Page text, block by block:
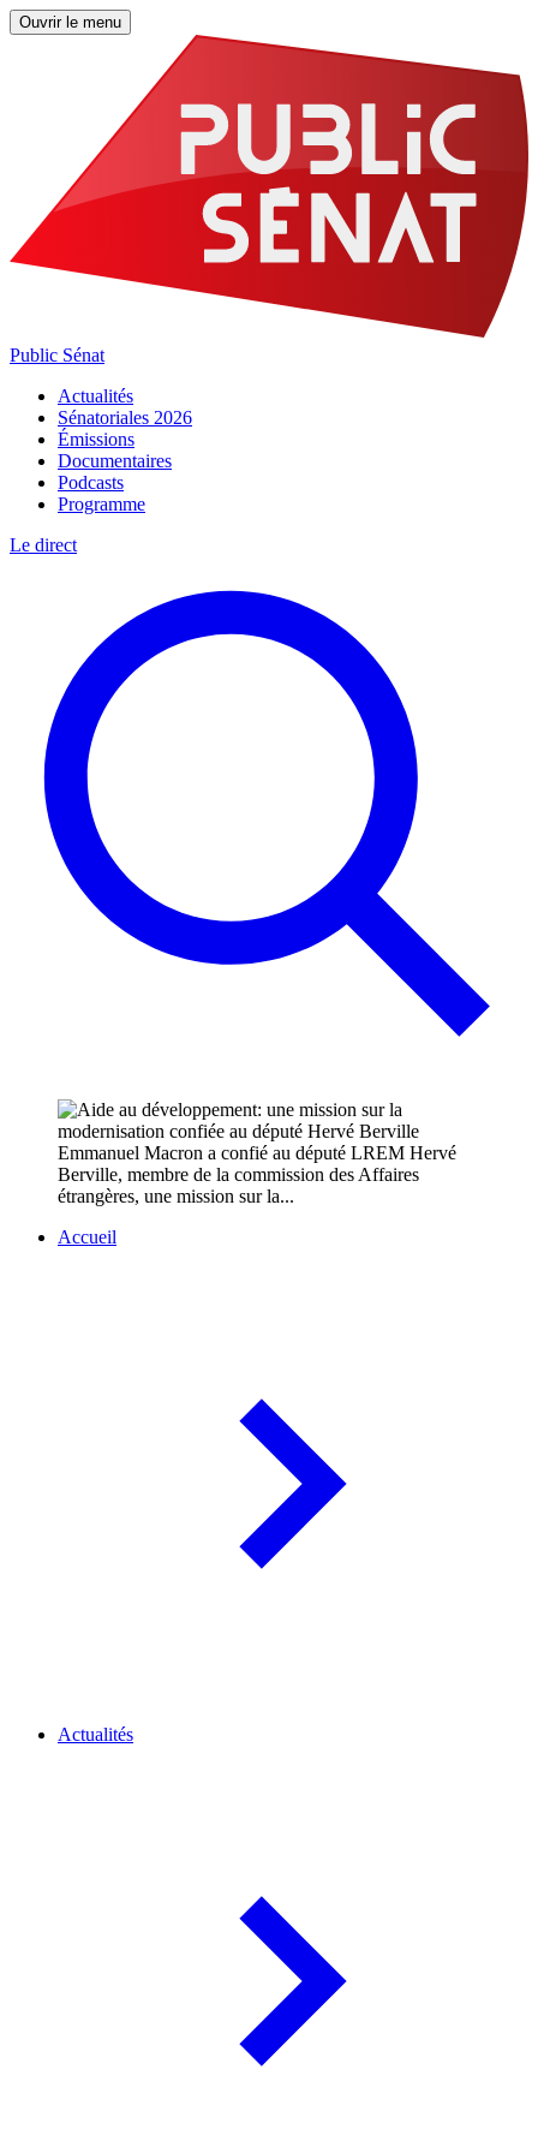
Ouvrir le menu
Public Sénat
Actualités
Sénatoriales 2026
Émissions
Documentaires
Podcasts
Programme
Le direct
Emmanuel Macron a confié au député LREM Hervé
Berville, membre de la commission des Affaires
étrangères, une mission sur la...
Accueil
Actualités